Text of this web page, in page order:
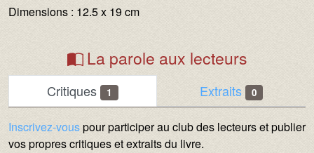
Dimensions : 12.5 x 19 cm
La parole aux lecteurs
Critiques 1 Extraits 0
Inscrivez-vouspour participer au club des lecteurs et publier
vos propres critiques et extraits du livre.